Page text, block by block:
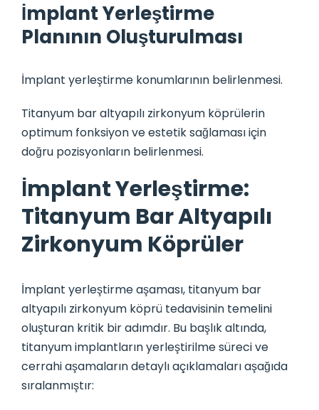
İmplant Yerleştirme
Planının Oluşturulması
İmplant yerleştirme konumlarının belirlenmesi.
Titanyum bar altyapılı zirkonyum köprülerin
optimum fonksiyon ve estetik sağlaması için
doğru pozisyonların belirlenmesi.
İmplant Yerleştirme:
Titanyum Bar Altyapılı
Zirkonyum Köprüler
İmplant yerleştirme aşaması, titanyum bar
altyapılı zirkonyum köprü tedavisinin temelini
oluşturan kritik bir adımdır. Bu başlık altında,
titanyum implantların yerleştirilme süreci ve
cerrahi aşamaların detaylı açıklamaları aşağıda
sıralanmıştır: